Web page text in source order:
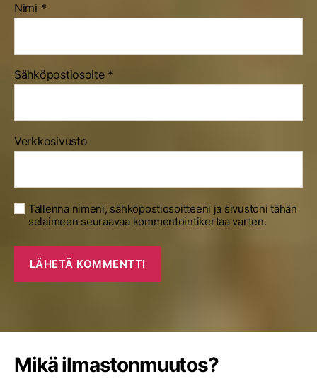
Nimi *
Sähköpostiosoite *
Verkkosivusto
Tallenna nimeni, sähköpostiosoitteeni ja sivustoni tähän
selaimeen seuraavaa kommentointikertaa varten.
Mikä ilmastonmuutos?